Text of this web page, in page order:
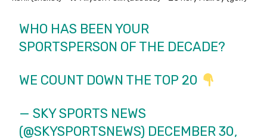
WHO HAS BEEN YOUR
SPORTSPERSON OF THE DECADE?
WE COUNT DOWN THE TOP 20
— SKY SPORTS NEWS
(@SKYSPORTSNEWS) DECEMBER 30,